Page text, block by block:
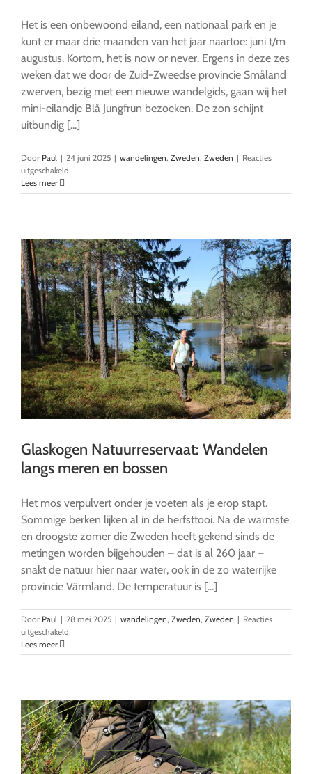
Het is een onbewoond eiland, een nationaal park en je
kunt er maar drie maanden van het jaar naartoe: juni t/m
augustus. Kortom, het is now or never. Ergens in deze zes
weken dat we door de Zuid-Zweedse provincie Småland
zwerven, bezig met een nieuwe wandelgids, gaan wij het
mini-eilandje Blå Jungfrun bezoeken. De zon schijnt
uitbundig [...]
Door Paul | 24 juni 2025 | wandelingen, Zweden, Zweden | Reacties
uitgeschakeld
Jungfrun:
onbewoond
eiland
Lees meer
Glaskogen Natuurreservaat: Wandelen
langs meren en bossen
Het mos verpulvert onder je voeten als je erop stapt.
Sommige berken lijken al in de herfsttooi. Na de warmste
en droogste zomer die Zweden heeft gekend sinds de
metingen worden bijgehouden – dat is al 260 jaar –
snakt de natuur hier naar water, ook in de zo waterrijke
provincie Värmland. De temperatuur is [...]
Door Paul | 28 mei 2025 | wandelingen, Zweden, Zweden | Reacties
uitgeschakeld
Natuurreservaat:
en
bossen
Lees meer